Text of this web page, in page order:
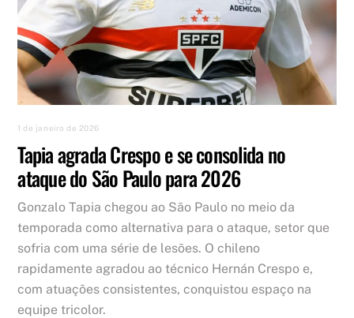
1 de janeiro de 2026
Tapia agrada Crespo e se consolida no
ataque do São Paulo para 2026
Gonzalo Tapia chegou ao São Paulo no meio da
temporada como alternativa para o ataque, setor que
sofria com uma série de lesões. O chileno
rapidamente agradou ao técnico Hernán Crespo e,
com atuações consistentes, conquistou espaço na
equipe tricolor.